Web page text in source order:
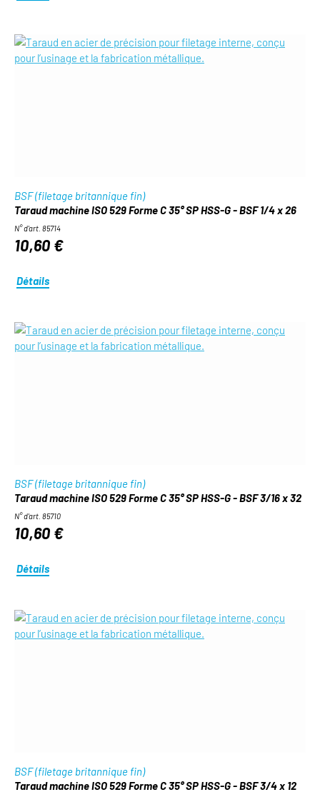
BSF (filetage britannique fin)
Taraud machine ISO 529 Forme C 35° SP HSS-G - BSF 1/4 x 26
N° d'art. 85714
10,60 €
Détails
BSF (filetage britannique fin)
Taraud machine ISO 529 Forme C 35° SP HSS-G - BSF 3/16 x 32
N° d'art. 85710
10,60 €
Détails
BSF (filetage britannique fin)
Taraud machine ISO 529 Forme C 35° SP HSS-G - BSF 3/4 x 12